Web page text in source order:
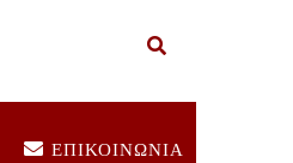
ΕΠΙΚΟΙΝΩΝΙΑ